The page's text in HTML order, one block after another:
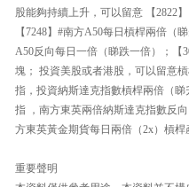
股能夠持續上升，可以留意 【2822】
【7248】#南方A50每日槓桿兩倍（
A50反向每日一倍（睇跌一倍）；【
塊； 投資美股或者港股，可以留意
指，投資納斯達克指數槓桿兩倍（
指 ，南方東英兩倍納斯達克指數反
方東英黃金期貨每日兩倍（2x）槓桿
重要聲明